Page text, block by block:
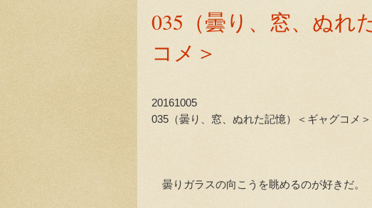
035（曇り、窓、ぬれ
コメ＞
20161005
035（曇り、窓、ぬれた記憶）＜ギャグコメ＞
曇りガラスの向こうを眺めるのが好きだ。